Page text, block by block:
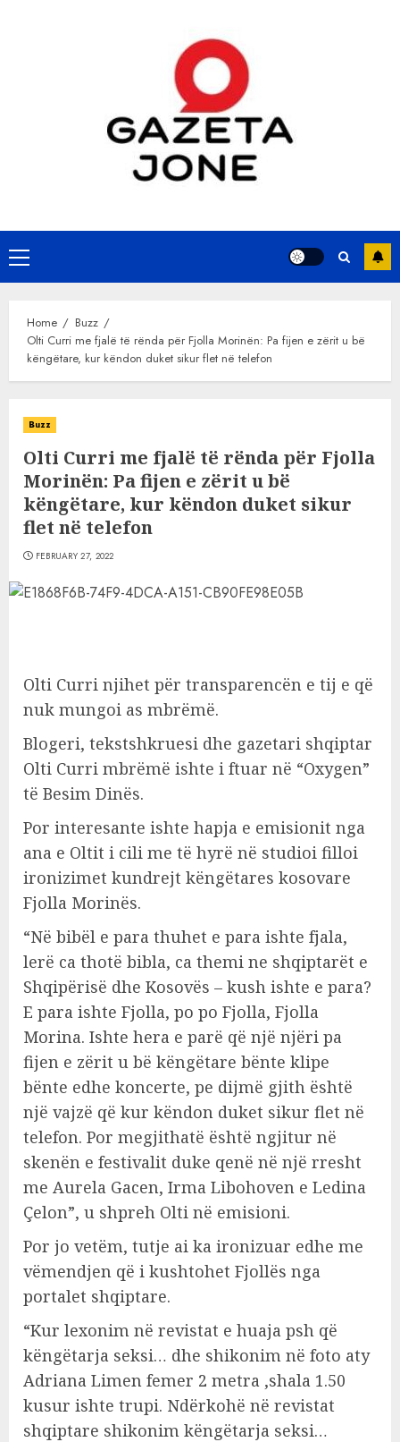
Primary
Menu
Home
Buzz
Olti Curri me fjalë të rënda për Fjolla Morinën: Pa fijen e zërit u bë
këngëtare, kur këndon duket sikur flet në telefon
Buzz
Olti Curri me fjalë të rënda për Fjolla
Morinën: Pa fijen e zërit u bë
këngëtare, kur këndon duket sikur
flet në telefon
FEBRUARY 27, 2022
Olti Curri njihet për transparencën e tij e që
nuk mungoi as mbrëmë.
Blogeri, tekstshkruesi dhe gazetari shqiptar
Olti Curri mbrëmë ishte i ftuar në “Oxygen”
të Besim Dinës.
Por interesante ishte hapja e emisionit nga
ana e Oltit i cili me të hyrë në studioi filloi
ironizimet kundrejt këngëtares kosovare
Fjolla Morinës.
“Në bibël e para thuhet e para ishte fjala,
lerë ca thotë bibla, ca themi ne shqiptarët e
Shqipërisë dhe Kosovës – kush ishte e para?
E para ishte Fjolla, po po Fjolla, Fjolla
Morina. Ishte hera e parë që një njëri pa
fijen e zërit u bë këngëtare bënte klipe
bënte edhe koncerte, pe dijmë gjith është
një vajzë që kur këndon duket sikur flet në
telefon. Por megjithatë është ngjitur në
skenën e festivalit duke qenë në një rresht
me Aurela Gacen, Irma Libohoven e Ledina
Çelon”, u shpreh Olti në emisioni.
Por jo vetëm, tutje ai ka ironizuar edhe me
vëmendjen që i kushtohet Fjollës nga
portalet shqiptare.
“Kur lexonim në revistat e huaja psh që
këngëtarja seksi… dhe shikonim në foto aty
Adriana Limen femer 2 metra ,shala 1.50
kusur ishte trupi. Ndërkohë në revistat
shqiptare shikonim këngëtarja seksi…